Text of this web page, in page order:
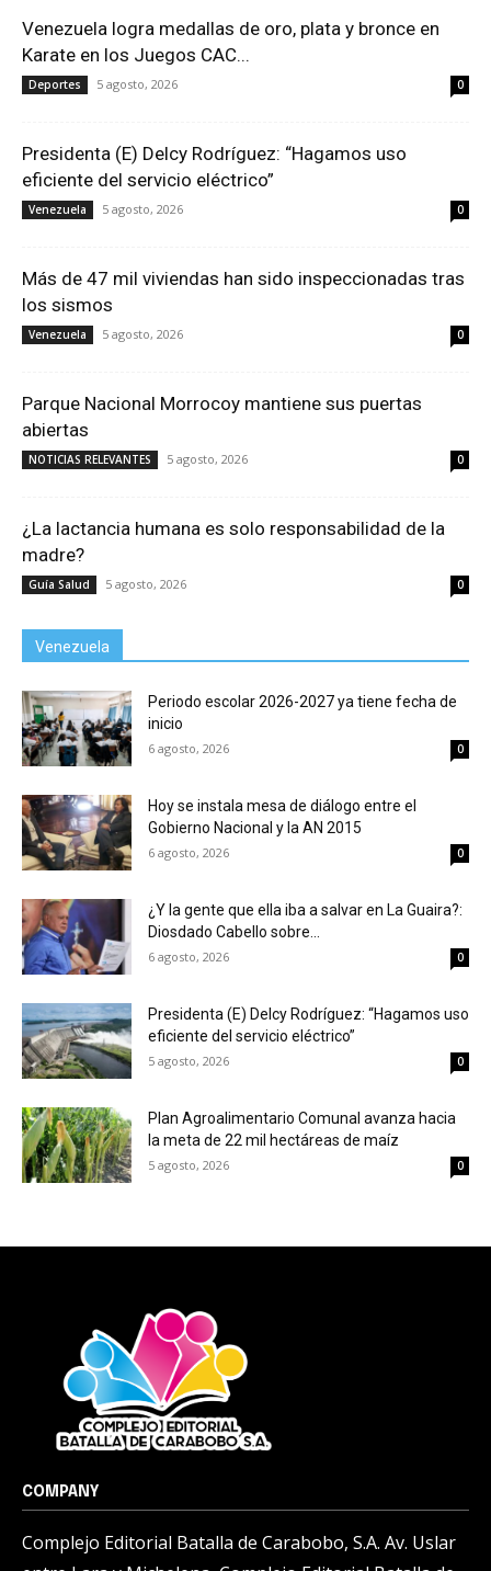
Venezuela logra medallas de oro, plata y bronce en
Karate en los Juegos CAC...
Deportes 5 agosto, 2026 0
Presidenta (E) Delcy Rodríguez: “Hagamos uso
eficiente del servicio eléctrico”
Venezuela 5 agosto, 2026 0
Más de 47 mil viviendas han sido inspeccionadas tras
los sismos
Venezuela 5 agosto, 2026 0
Parque Nacional Morrocoy mantiene sus puertas
abiertas
NOTICIAS RELEVANTES 5 agosto, 2026 0
¿La lactancia humana es solo responsabilidad de la
madre?
Guía Salud 5 agosto, 2026 0
Venezuela
Periodo escolar 2026-2027 ya tiene fecha de
inicio
6 agosto, 2026 0
Hoy se instala mesa de diálogo entre el
Gobierno Nacional y la AN 2015
6 agosto, 2026 0
¿Y la gente que ella iba a salvar en La Guaira?:
Diosdado Cabello sobre...
6 agosto, 2026 0
Presidenta (E) Delcy Rodríguez: “Hagamos uso
eficiente del servicio eléctrico”
5 agosto, 2026 0
Plan Agroalimentario Comunal avanza hacia
la meta de 22 mil hectáreas de maíz
5 agosto, 2026 0
COMPANY
Complejo Editorial Batalla de Carabobo, S.A. Av. Uslar